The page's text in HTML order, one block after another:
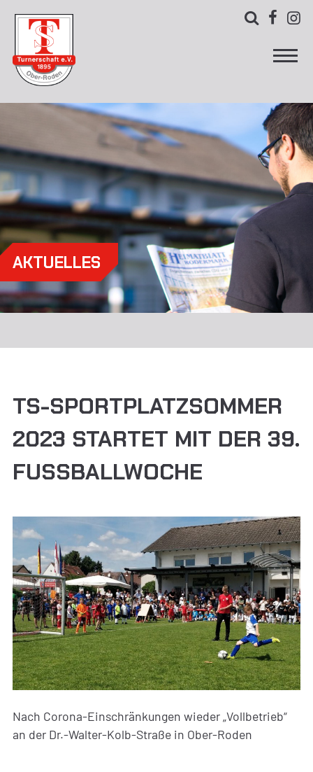
  
AKTUELLES
TS-SPORTPLATZSOMMER
2023 STARTET MIT DER 39.
FUSSBALLWOCHE
Nach Corona-Einschränkungen wieder „Vollbetrieb“
an der Dr.-Walter-Kolb-Straße in Ober-Roden